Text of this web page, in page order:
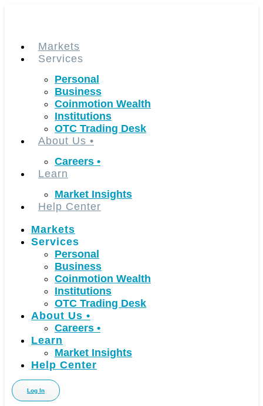
Markets
Services
Personal
Business
Coinmotion Wealth
Institutions
OTC Trading Desk
About Us •
Careers •
Learn
Market Insights
Help Center
Markets
Services
Personal
Business
Coinmotion Wealth
Institutions
OTC Trading Desk
About Us •
Careers •
Learn
Market Insights
Help Center
Log In